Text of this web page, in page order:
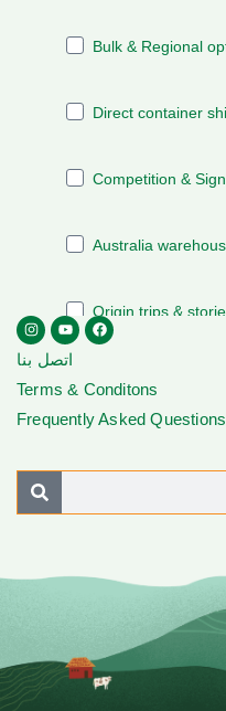
اتصل بنا
Terms & Conditons
Frequently Asked Questions